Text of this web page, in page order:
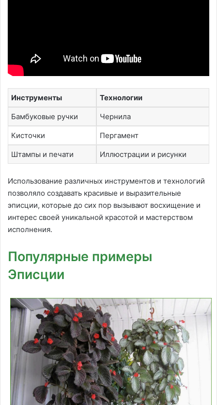
Инструменты Технологии
Бамбуковые ручки Чернила
Кисточки Пергамент
Штампы и печати Иллюстрации и рисунки
Использование различных инструментов и технологий
позволяло создавать красивые и выразительные
эписции, которые до сих пор вызывают восхищение и
интерес своей уникальной красотой и мастерством
исполнения.
Популярные примеры
Эписции